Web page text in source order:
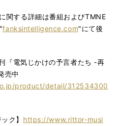
関する詳細は番組およびTMNE
fanksintelligence.com"にて後
『電気じかけの予言者たち -再
売中
product/detail/312534300
ク】 https://www.rittor-musi